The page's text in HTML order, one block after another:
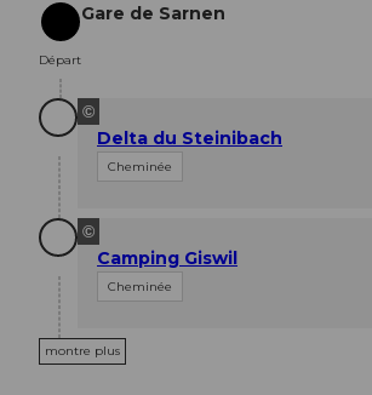
Départ
Départ
Gare de Sarnen
©
Delta du Steinibach
Cheminée
©
Camping Giswil
Cheminée
montre plus